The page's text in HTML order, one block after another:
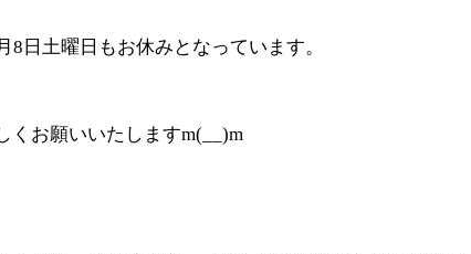
日土曜日もお休みとなっています。
くお願いいたしますm(__)m